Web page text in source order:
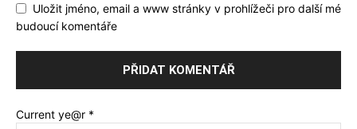
Uložit jméno, email a www stránky v prohlížeči pro další mé
budoucí komentáře
Current ye@r *